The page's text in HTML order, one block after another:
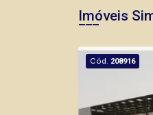
Imóveis
Cód. 208916